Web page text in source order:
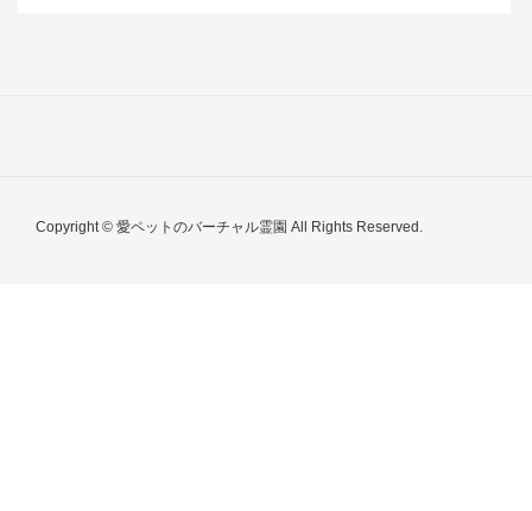
Copyright © 愛ペットのバーチャル霊園 All Rights Reserved.